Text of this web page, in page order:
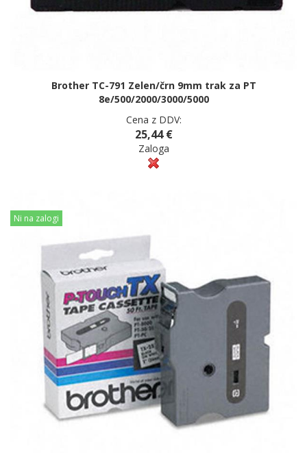
Brother TC-791 Zelen/črn 9mm trak za PT
8e/500/2000/3000/5000
Cena z DDV:
25,44 €
Zaloga
Ni na zalogi